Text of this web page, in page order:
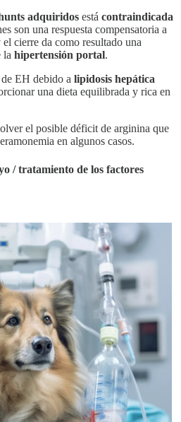
adquiridos está contraindicada
son una respuesta compensatoria a
cierre da como resultado una
la hipertensión portal.
EH debido a lipidosis hepática
una dieta equilibrada y rica en
el posible déficit de arginina que
en algunos casos.
/ tratamiento de los factores